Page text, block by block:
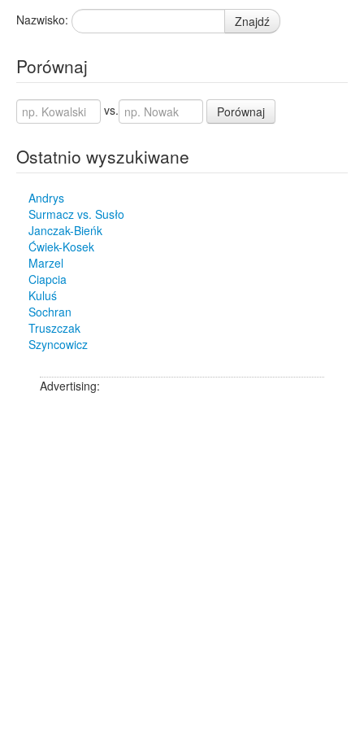
Nazwisko: Znajdź
Porównaj
vs. Porównaj
Ostatnio wyszukiwane
Andrys
Surmacz vs. Susło
Janczak-Bieńk
Ćwiek-Kosek
Marzel
Ciapcia
Kuluś
Sochran
Truszczak
Szyncowicz
Advertising: